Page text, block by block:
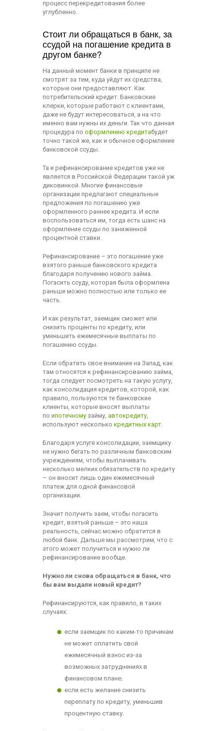
процесс перекредитования более
углубленно.
Стоит ли обращаться в банк, за
ссудой на погашение кредита в
другом банке?
На данный момент банки в принципе не
смотрят за тем, куда уйдут их средства,
которые они предоставляют. Как
потребительский кредит. Банковские
клерки, которые работают с клиентами,
даже не будут интересоваться, а на что
именно вам нужны их деньги. Так что данная
процедура по оформлению кредитабудет
точно такой же, как и обычное оформление
банковской ссуды.
Та и рефинансирование кредитов уже не
является в Российской Федерации такой уж
диковинкой. Многие финансовые
организации предлагают специальные
предложения по погашению уже
оформленного раннее кредита. И если
воспользоваться им, тогда есть шанс на
оформление ссуды по заниженной
процентной ставки.
Рефинансирование – это погашение уже
взятого раньше банковского кредита
благодаря получению нового займа.
Погасить ссуду, которая была оформлена
раньше можно полностью или только ее
часть.
И как результат, заемщик сможет или
снизить проценты по кредиту, или
уменьшить ежемесячные выплаты по
погашению ссуды.
Если обратить свое внимание на Запад, как
там относятся к рефинансированию займа,
тогда следует посмотреть на такую услугу,
как консолидация кредитов, которой, как
правило, пользуются те банковские
клиенты, которые вносят выплаты
по ипотечномузайму, автокредиту,
используют несколько кредитных карт.
Благодаря услуге консолидации, заемщику
не нужно бегать по различным банковским
учреждениям, чтобы выплачивать
несколько мелких обязательств по кредиту
– он вносит лишь один ежемесячный
платеж для одной финансовой
организации.
Значит получить заем, чтобы погасить
кредит, взятый раньше – это наша
реальность, сейчас можно обратится в
любой банк. Дальше мы рассмотрим, что с
этого может получиться и нужно ли
рефинансирование вообще.
Нужно ли снова обращаться в банк, что
бы вам выдали новый кредит?
Рефинансируются, как правило, в таких
случаях:
если заемщик по каким-то причинам
не может оплатить свой
ежемесячный взнос из-за
возможных затруднениях в
финансовом плане;
если есть желание снизить
переплату по кредиту, уменьшив
процентную ставку.